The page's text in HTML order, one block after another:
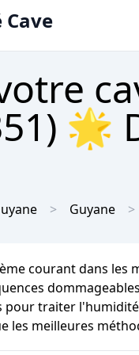
🌟
Guyane
courant dans les
traiter
les meilleures